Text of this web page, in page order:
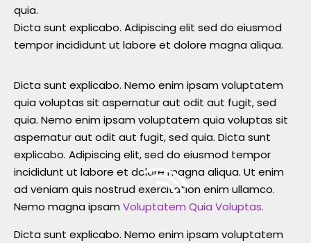
quia.
Dicta sunt explicabo. Adipiscing elit sed do eiusmod
tempor incididunt ut labore et dolore magna aliqua.
Dicta sunt explicabo. Nemo enim ipsam voluptatem
quia voluptas sit aspernatur aut odit aut fugit, sed
quia. Nemo enim ipsam voluptatem quia voluptas sit
aspernatur aut odit aut fugit, sed quia. Dicta sunt
explicabo. Adipiscing elit, sed do eiusmod tempor
incididunt ut labore et dolore magna aliqua. Ut enim
ad veniam quis nostrud exercitation enim ullamco.
Nemo magna ipsam Voluptatem Quia Voluptas.
Dicta sunt explicabo. Nemo enim ipsam voluptatem